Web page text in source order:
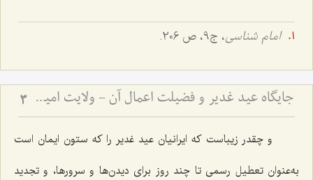
امام شناسى، ج‌9، ص 206.
جایگاه عید غدیر و فضیلت اعمال آن - ولایت امیرالمؤمنین و آداب روز غدیر 3
و چقدر زیباست که ایرانیان‌ عید غدیر را که ستون ایمان است
به‌عنوان تعطیل رسمى تا چند روز براى دیدن‌ها و سرورها، و تجدید